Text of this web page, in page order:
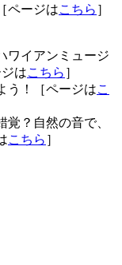
ページはこちら ］
ワイアンミュージ
はこちら ］
う！［ページはこ
？自然の音で、
こちら ］